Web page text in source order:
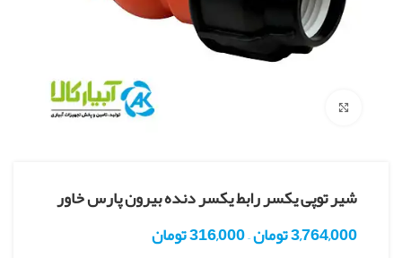
شیر توپی یکسر رابط یکسر دنده بیرون پارس خاور
3,764,000تومان–
316,000تومان